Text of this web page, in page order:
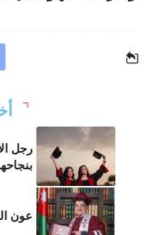
رجل
عون